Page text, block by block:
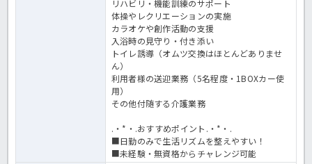
リハビリ・機能訓練のサポート
体操やレクリエーションの実施
カラオケや創作活動の支援
入浴時の見守り・付き添い
トイレ誘導（オムツ交換はほとんどありませ
ん）
利用者様の送迎業務（5名程度・1BOXカー使
用）
その他付随する介護業務
.・*・.おすすめポイント.・*・.
■日勤のみで生活リズムを整えやすい！
■未経験・無資格からチャレンジ可能